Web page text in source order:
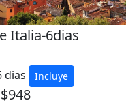
Italia-6dias
dias Incluye